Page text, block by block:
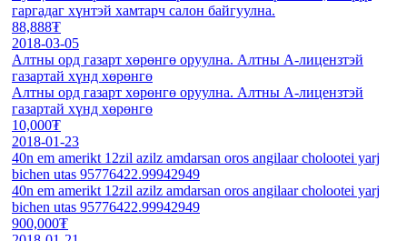
гаргадаг хүнтэй хамтарч салон байгуулна.
88,888₮
2018-03-05
Алтны орд газарт хөрөнгө оруулна. Алтны А-лицензтэй
газартай хүнд хөрөнгө
Алтны орд газарт хөрөнгө оруулна. Алтны А-лицензтэй
газартай хүнд хөрөнгө
10,000₮
2018-01-23
40n em amerikt 12zil azilz amdarsan oros angilaar cholootei yarj
bichen utas 95776422.99942949
40n em amerikt 12zil azilz amdarsan oros angilaar cholootei yarj
bichen utas 95776422.99942949
900,000₮